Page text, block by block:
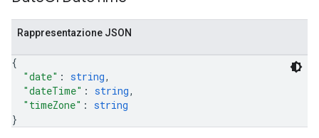
Rappresentazione JSON
{
"date" : string,
"dateTime" : string,
"timeZone" : string
}